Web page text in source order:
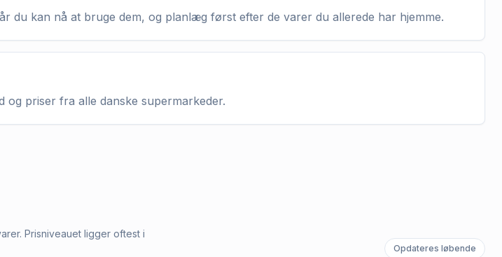
du kan nå at bruge dem, og planlæg først efter de varer du allerede har hjemme.
og priser fra alle danske supermarkeder.
Prisniveauet ligger oftest i
Opdateres løbende